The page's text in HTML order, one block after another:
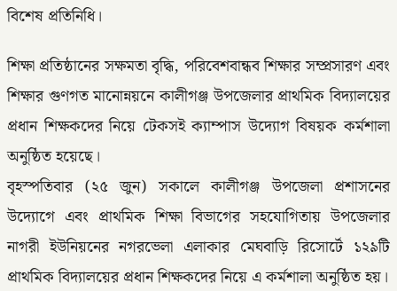
বিশেষ প্রতিনিধি।
শিক্ষা প্রতিষ্ঠানের সক্ষমতা বৃদ্ধি, পরিবেশবান্ধব শিক্ষার সম্প্রসারণ এবং
শিক্ষার গুণগত মানোন্নয়নে কালীগঞ্জ উপজেলার প্রাথমিক বিদ্যালয়ের
প্রধান শিক্ষকদের নিয়ে টেকসই ক্যাম্পাস উদ্যোগ বিষয়ক কর্মশালা
অনুষ্ঠিত হয়েছে।
বৃহস্পতিবার (২৫ জুন) সকালে কালীগঞ্জ উপজেলা প্রশাসনের
উদ্যোগে এবং প্রাথমিক শিক্ষা বিভাগের সহযোগিতায় উপজেলার
নাগরী ইউনিয়নের নগরভেলা এলাকার মেঘবাড়ি রিসোর্টে ১২৯টি
প্রাথমিক বিদ্যালয়ের প্রধান শিক্ষকদের নিয়ে এ কর্মশালা অনুষ্ঠিত হয়।